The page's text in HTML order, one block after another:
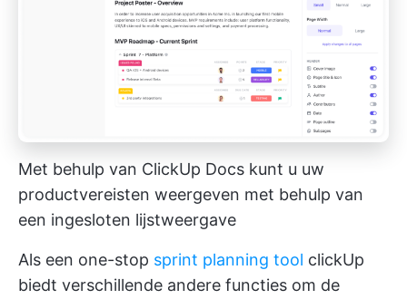
Met behulp van ClickUp Docs kunt u uw
productvereisten weergeven met behulp van
een ingesloten lijstweergave
Als een one-stop sprint planning tool clickUp
biedt verschillende andere functies om de